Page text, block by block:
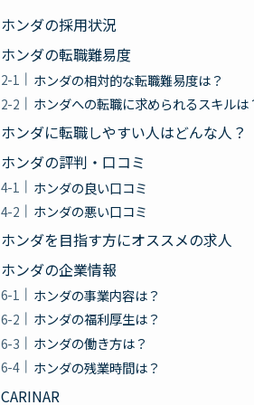
ホンダの採用状況
ホンダの転職難易度
ホンダの相対的な転職難易度は？
ホンダへの転職に求められるスキルは
ホンダに転職しやすい人はどんな人？
ホンダの評判・口コミ
ホンダの良い口コミ
ホンダの悪い口コミ
ホンダを目指す方にオススメの求人
ホンダの企業情報
ホンダの事業内容は？
ホンダの福利厚生は？
ホンダの働き方は？
ホンダの残業時間は？
CARINAR